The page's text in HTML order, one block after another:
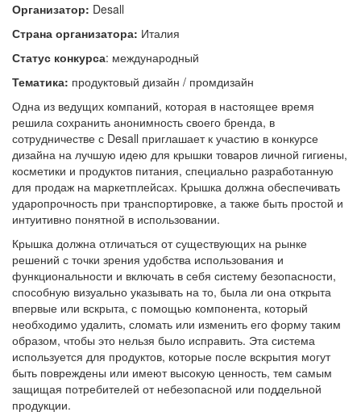
Организатор: Desall
Страна организатора: Италия
Статус конкурса: международный
Тематика: продуктовый дизайн / промдизайн
Одна из ведущих компаний, которая в настоящее время
решила сохранить анонимность своего бренда, в
сотрудничестве с Desall приглашает к участию в конкурсе
дизайна на лучшую идею для крышки товаров личной гигиены,
косметики и продуктов питания, специально разработанную
для продаж на маркетплейсах. Крышка должна обеспечивать
ударопрочность при транспортировке, а также быть простой и
интуитивно понятной в использовании.
Крышка должна отличаться от существующих на рынке
решений с точки зрения удобства использования и
функциональности и включать в себя систему безопасности,
способную визуально указывать на то, была ли она открыта
впервые или вскрыта, с помощью компонента, который
необходимо удалить, сломать или изменить его форму таким
образом, чтобы это нельзя было исправить. Эта система
используется для продуктов, которые после вскрытия могут
быть повреждены или имеют высокую ценность, тем самым
защищая потребителей от небезопасной или поддельной
продукции.